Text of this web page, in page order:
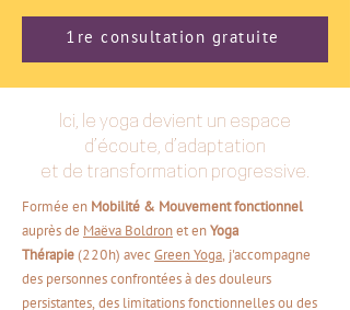
1re consultation gratuite
Ici, le yoga devient un espace
d’écoute, d’adaptation
et de transformation progressive.
Formée en Mobilité & Mouvement fonctionnel
auprès de Maëva Boldron et en Yoga
Thérapie (220h) avec Green Yoga, j'accompagne
des personnes confrontées à des douleurs
persistantes, des limitations fonctionnelles ou des